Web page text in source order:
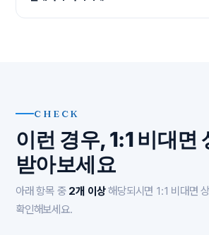
CHECK
이런 경우, 1:1 비대면
받아보세요
아래 항목 중 2개 이상해당되시면 1:1 비대면
확인해보세요.